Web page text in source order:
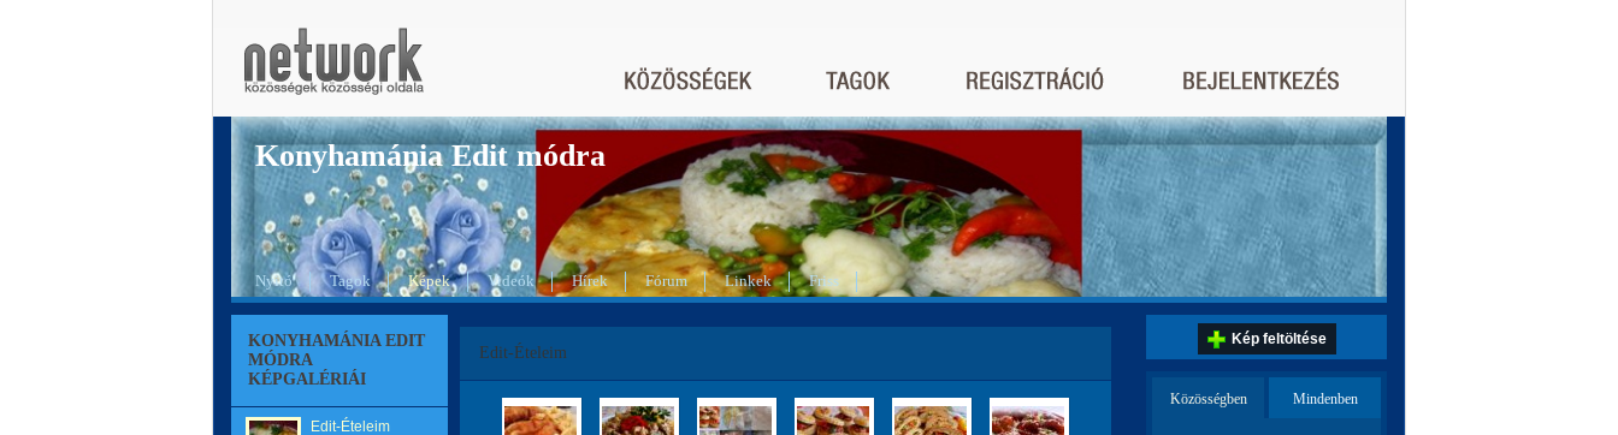
Konyhamánia Edit módra
Nyitó Tagok Képek Videók Hírek Fórum Linkek Friss
KONYHAMÁNIA EDIT
MÓDRA
KÉPGALÉRIÁI
Edit-Ételeim
Edit-Ételeim
Kép feltöltése
Közösségben Mindenben